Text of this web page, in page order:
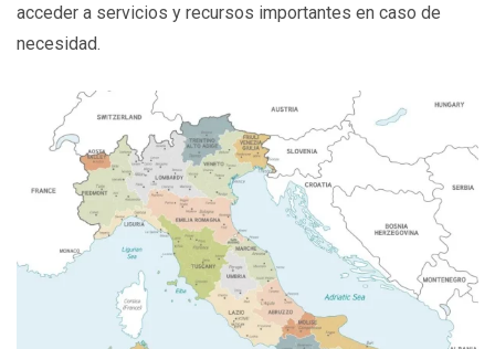
acceder a servicios y recursos importantes en caso de
necesidad.